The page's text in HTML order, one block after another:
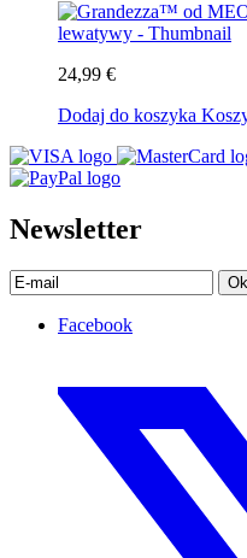
24,99 €
Dodaj do koszyka
Newsletter
Ok
Facebook